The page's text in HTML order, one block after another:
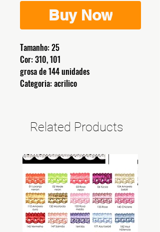
Buy Now
Tamanho: 25
Cor: 310, 101
grosa de 144 unidades
Categoria: acrilico
Related Products